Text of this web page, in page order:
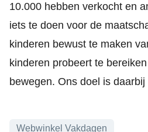
10.000 hebben verkocht en
iets te doen voor de
kinderen bewust te maken
kinderen probeert te
bewegen. Ons doel is
Onderwerpen
Webwinkel Vakdagen